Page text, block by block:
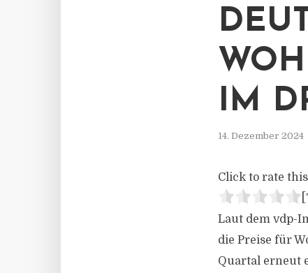
IM
14. Dezember 2024
Click to rate
Laut dem vdp-
die Preise für
Quartal erneut